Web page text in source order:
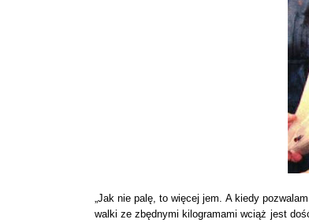
„Jak nie palę, to więcej jem. A kiedy
walki ze zbędnymi kilogramami wciąż jest